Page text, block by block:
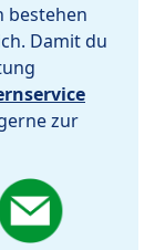
bestehen
Damit du
zur